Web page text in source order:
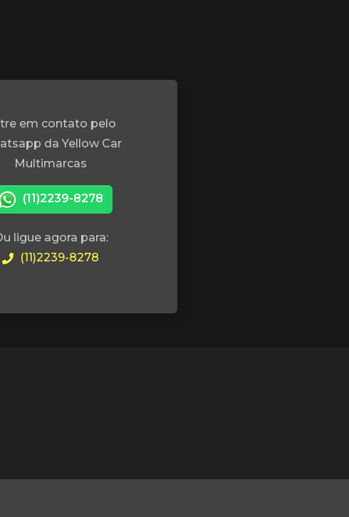
em contato pelo
da Yellow Car
Multimarcas
(11)2239-8278
ligue agora para:
(11)2239-8278